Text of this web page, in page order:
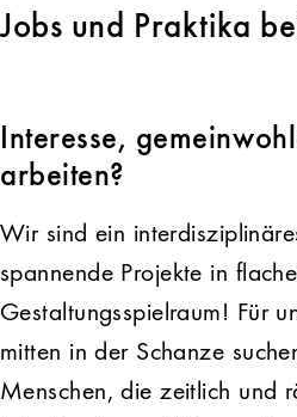
Jobs und Praktika
Interesse,
arbeiten?
Wir sind ein
spannende Projekte in
Gestaltungsspielraum! Für
mitten in der Schanze
Menschen, die zeitlich und